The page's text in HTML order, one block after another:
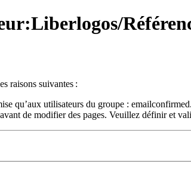
raisons suivantes :
qu’aux utilisateurs du groupe : emailconfirmed.
de modifier des pages. Veuillez définir et